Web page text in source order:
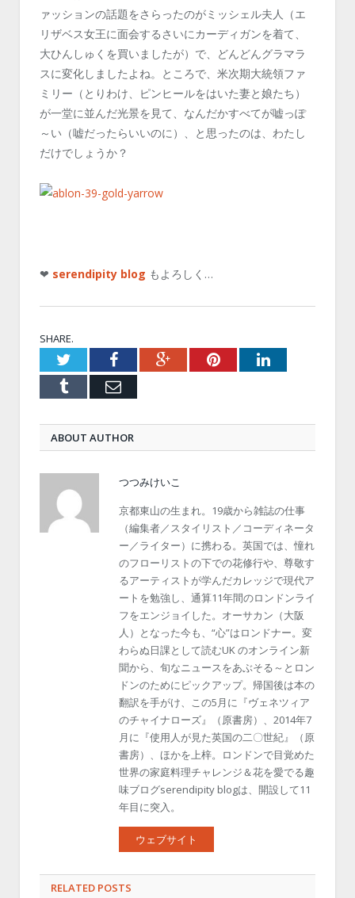
ァッションの話題をさらったのがミッシェル夫人（エ
リザベス女王に面会するさいにカーディガンを着て、
大ひんしゅくを買いましたが）で、どんどんグラマラ
スに変化しましたよね。ところで、米次期大統領ファ
ミリー（とりわけ、ピンヒールをはいた妻と娘たち）
が一堂に並んだ光景を見て、なんだかすべてが嘘っぽ
～い（嘘だったらいいのに）、と思ったのは、わたし
だけでしょうか？
❤ serendipity blog もよろしく…
SHARE.
TwitterFacebookGoogle+PinterestLinkedIn
Tumblr Email
ABOUT AUTHOR
つつみけいこ
京都東山の生まれ。19歳から雑誌の仕事
（編集者／スタイリスト／コーディネータ
ー／ライター）に携わる。英国では、憧れ
のフローリストの下での花修行や、尊敬す
るアーティストが学んだカレッジで現代ア
ートを勉強し、通算11年間のロンドンライ
フをエンジョイした。オーサカン（大阪
人）となった今も、“心”はロンドナー。変
わらぬ日課として読むUK のオンライン新
聞から、旬なニュースをあぶそる～とロン
ドンのためにピックアップ。帰国後は本の
翻訳を手がけ、この5月に『ヴェネツィア
のチャイナローズ』（原書房）、2014年7
月に『使用人が見た英国の二〇世紀』（原
書房）、ほかを上梓。ロンドンで目覚めた
世界の家庭料理チャレンジ＆花を愛でる趣
味ブログserendipity blogは、開設して11
年目に突入。
ウェブサイト
RELATED POSTS